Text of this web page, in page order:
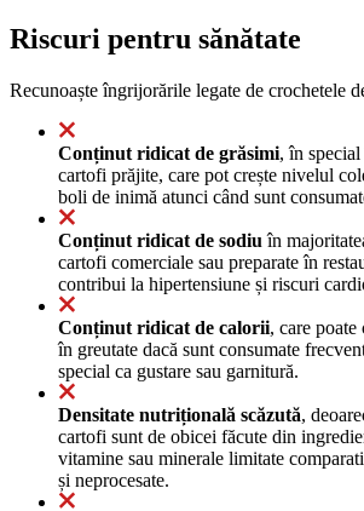
Riscuri pentru sănătate
Recunoaște îngrijorările legate de crochetele
Conținut ridicat de grăsimi, în
cartofi prăjite, care pot crește nivelul
boli de inimă atunci când sunt
Conținut ridicat de sodiu în
cartofi comerciale sau preparate în
contribui la hipertensiune și riscuri
Conținut ridicat de calorii, care poate
în greutate dacă sunt consumate
special ca gustare sau garnitură.
Densitate nutrițională scăzută,
cartofi sunt de obicei făcute din
vitamine sau minerale limitate
și neprocesate.